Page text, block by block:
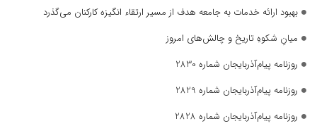
بهبود ارائه خدمات به جامعه هدف از مسیر ارتقاء انگیزه کارکنان می‌گذرد
میانِ شکوهِ تاریخ و چالش‌های امروز
روزنامه پیام‌آذربایجان شماره 2830
روزنامه پیام‌آذربایجان شماره 2829
روزنامه پیام‌آذربایجان شماره 2828